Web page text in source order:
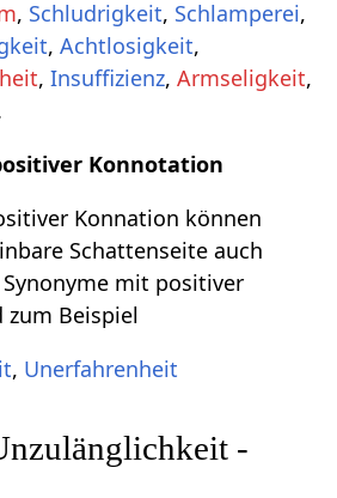
, Schludrigkeit, Schlamperei,
, Achtlosigkeit,
, Insuffizienz, Armseligkeit,
Konnotation
Konnation können
Schattenseite auch
mit positiver
Beispiel
, Unerfahrenheit
-